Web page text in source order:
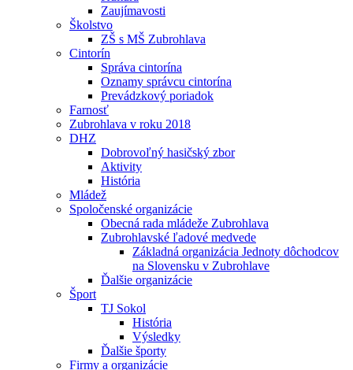
Zaujímavosti
Školstvo
ZŠ s MŠ Zubrohlava
Cintorín
Správa cintorína
Oznamy správcu cintorína
Prevádzkový poriadok
Farnosť
Zubrohlava v roku 2018
DHZ
Dobrovoľný hasičský zbor
Aktivity
História
Mládež
Spoločenské organizácie
Obecná rada mládeže Zubrohlava
Zubrohlavské ľadové medvede
Základná organizácia Jednoty dôchodcov
na Slovensku v Zubrohlave
Ďalšie organizácie
Šport
TJ Sokol
História
Výsledky
Ďalšie športy
Firmy a organizácie